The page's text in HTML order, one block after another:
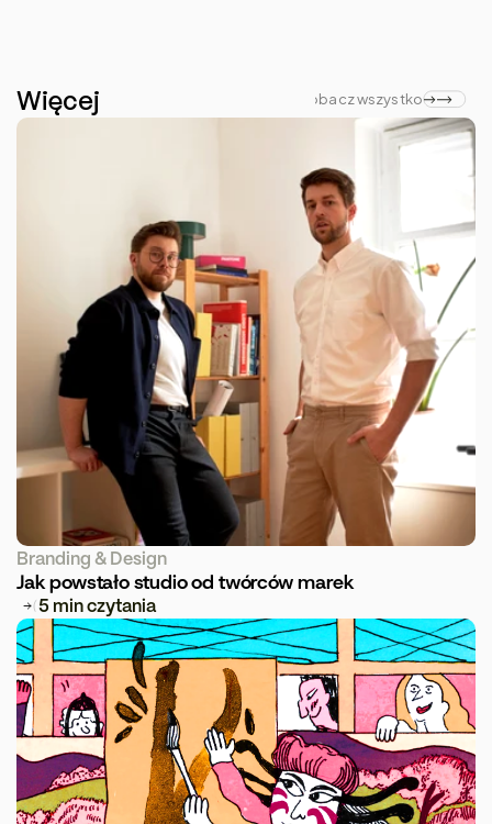
Więcej Zobacz wszystko
Branding & Design
Jak powstało studio od twórców marek
5 min czytania